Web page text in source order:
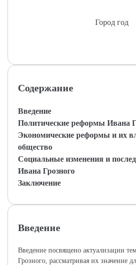
Город год
Содержание
Введение
Политические реформы Ивана
Экономические реформы и их
общество
Социальные изменения и
Ивана Грозного
Заключение
Введение
Введение посвящено актуализации
Грозного, рассматривая их значение